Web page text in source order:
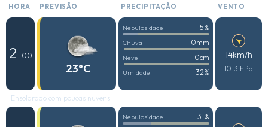
HORA PREVISÃO PRECIPITAÇÃO VENTO
2 : 00
23°C
Nebulosidade 15%
Chuva 0mm
Neve 0cm
Umidade 32%
14km/h
1013 hPa
Ensolarado com poucas nuvens
Nebulosidade 31%